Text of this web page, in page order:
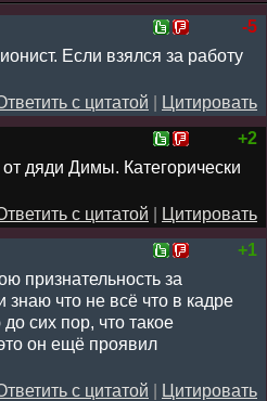
-5
Если взялся за работу
с цитатой
Цитировать
+2
дяди Димы. Категорически
с цитатой
Цитировать
+1
признательность за
что не всё что в кадре
сих пор, что такое
он ещё проявил
с цитатой
Цитировать